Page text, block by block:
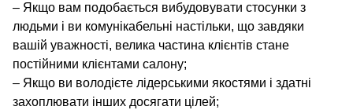
– Якщо вам подобається вибудовувати стосунки з
людьми і ви комунікабельні настільки, що завдяки
вашій уважності, велика частина клієнтів стане
постійними клієнтами салону;
– Якщо ви володієте лідерськими якостями і здатні
захоплювати інших досягати цілей;